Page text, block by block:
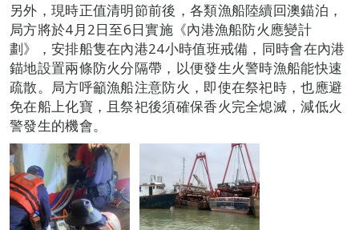
另外，現時正值清明節前後，各類漁船陸續回澳錨泊，
局方將於4月2日至6日實施《內港漁船防火應變計
劃》，安排船隻在內港24小時值班戒備，同時會在內港
錨地設置兩條防火分隔帶，以便發生火警時漁船能快速
疏散。局方呼籲漁船注意防火，即使在祭祀時，也應避
免在船上化寶，且祭祀後須確保香火完全熄滅，減低火
警發生的機會。